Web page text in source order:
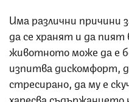
Има различни
да се хранят и да пият
животното може да е
изпитва дискомфорт,
стресирано, да му е
харесва